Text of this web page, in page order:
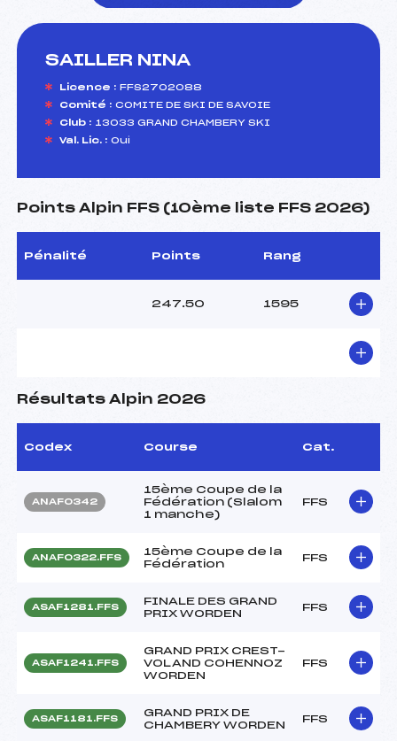
SAILLER NINA
Licence : FFS2702088
Comité : COMITE DE SKI DE SAVOIE
Club : 13033 GRAND CHAMBERY SKI
Val. Lic. : Oui
Points Alpin FFS (10ème liste FFS 2026)
Pénalité Points Rang
247.50 1595
Résultats Alpin 2026
Codex Course Cat.
ANAF0342
15ème Coupe de la
Fédération (Slalom
1 manche)
FFS
ANAF0322.FFS
15ème Coupe de la
Fédération
FFS
ASAF1281.FFS
FINALE DES GRAND
PRIX WORDEN
FFS
ASAF1241.FFS
GRAND PRIX CREST-
VOLAND COHENNOZ
WORDEN
FFS
ASAF1181.FFS
GRAND PRIX DE
CHAMBERY WORDEN
FFS